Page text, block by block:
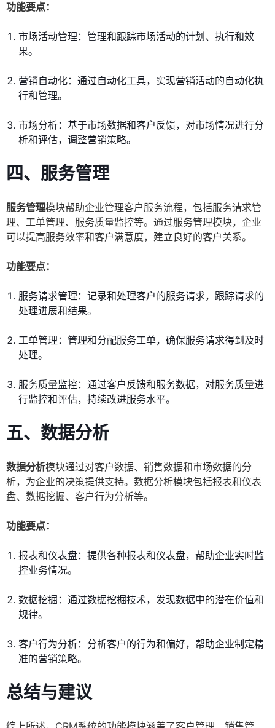
功能要点：
市场活动管理：管理和跟踪市场活动的计划、执行和效
果。
营销自动化：通过自动化工具，实现营销活动的自动化执
行和管理。
市场分析：基于市场数据和客户反馈，对市场情况进行分
析和评估，调整营销策略。
四、服务管理
服务管理模块帮助企业管理客户服务流程，包括服务请求管
理、工单管理、服务质量监控等。通过服务管理模块，企业
可以提高服务效率和客户满意度，建立良好的客户关系。
功能要点：
服务请求管理：记录和处理客户的服务请求，跟踪请求的
处理进展和结果。
工单管理：管理和分配服务工单，确保服务请求得到及时
处理。
服务质量监控：通过客户反馈和服务数据，对服务质量进
行监控和评估，持续改进服务水平。
五、数据分析
数据分析模块通过对客户数据、销售数据和市场数据的分
析，为企业的决策提供支持。数据分析模块包括报表和仪表
盘、数据挖掘、客户行为分析等。
功能要点：
报表和仪表盘：提供各种报表和仪表盘，帮助企业实时监
控业务情况。
数据挖掘：通过数据挖掘技术，发现数据中的潜在价值和
规律。
客户行为分析：分析客户的行为和偏好，帮助企业制定精
准的营销策略。
总结与建议